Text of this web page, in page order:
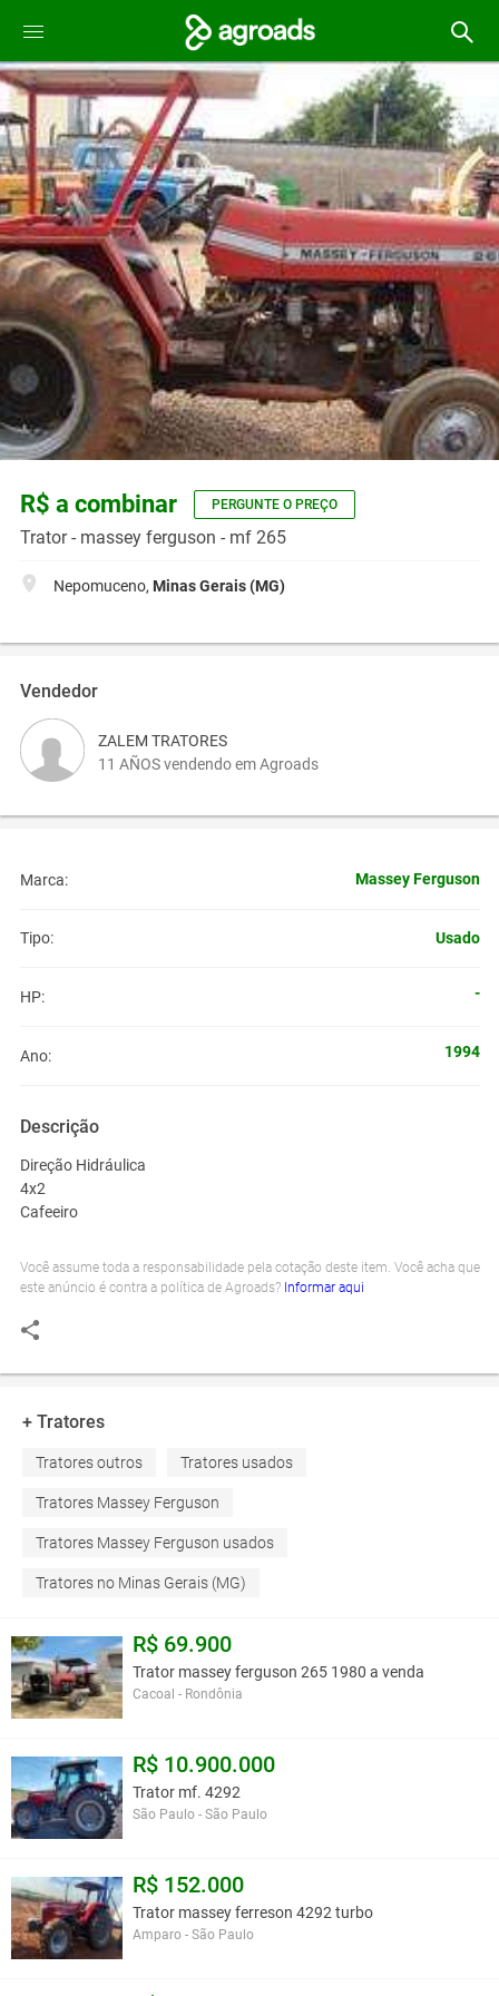
R$ a combinar PERGUNTE O PREÇO
Trator - massey ferguson - mf 265
Nepomuceno, Minas Gerais (MG)
Vendedor
ZALEM TRATORES
11 AÑOS vendendo em Agroads
Marca: Massey Ferguson
Tipo: Usado
HP: -
Ano: 1994
Descrição
Direção Hidráulica
4x2
Cafeeiro
Você assume toda a responsabilidade pela cotação deste item. Você acha que
este anúncio é contra a política de Agroads? Informar aqui
+ Tratores
Tratores outros Tratores usados
Tratores Massey Ferguson
Tratores Massey Ferguson usados
Tratores no Minas Gerais (MG)
R$ 69.900
Trator massey ferguson 265 1980 a venda
Cacoal - Rondônia
R$ 10.900.000
Trator mf. 4292
São Paulo - São Paulo
R$ 152.000
Trator massey ferreson 4292 turbo
Amparo - São Paulo